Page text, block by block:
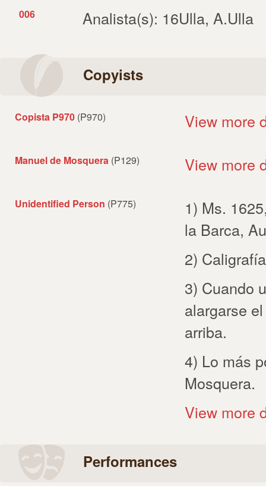
006 Analista(s): 16Ulla, A.Ulla
Copyists
Copista P970 (P970) View more
Manuel de Mosquera (P129) View more
Unidentified Person (P775)
1) Ms.
la Barca,
2)
3) Cuando
alargarse
arriba.
4) Lo más
Mosquera.
View more
Performances